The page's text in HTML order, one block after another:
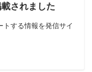
されました
する情報を発信サイ